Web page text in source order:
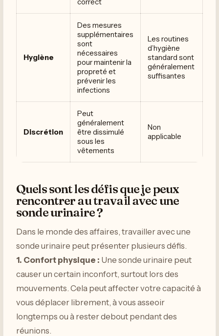
Hygiène
Des mesures
supplémentaires
sont
nécessaires
pour maintenir la
propreté et
prévenir les
infections
Les routines
d’hygiène
standard sont
généralement
suffisantes
Discrétion
Peut
généralement
être dissimulé
sous les
vêtements
Non
applicable
Quels sont les défis que je peux
rencontrer au travail avec une
sonde urinaire ?
Dans le monde des affaires, travailler avec une
sonde urinaire peut présenter plusieurs défis.
1. Confort physique : Une sonde urinaire peut
causer un certain inconfort, surtout lors des
mouvements. Cela peut affecter votre capacité à
vous déplacer librement, à vous asseoir
longtemps ou à rester debout pendant des
réunions.